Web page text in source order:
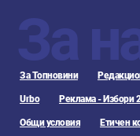
За
За Топновини
Urbo Реклама - Избори
Общи условия Етичен